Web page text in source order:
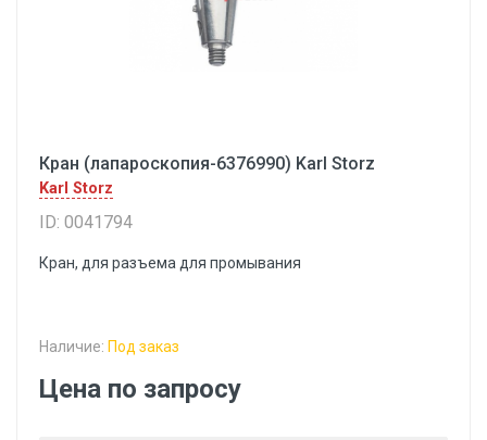
Кран (лапароскопия-6376990) Karl Storz
Karl Storz
ID: 0041794
Кран, для разъема для промывания
Наличие: Под заказ
Цена по запросу